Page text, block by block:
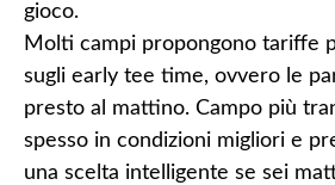
gioco.
Molti campi propongono tariffe
sugli early tee time, ovvero le
presto al mattino. Campo più
spesso in condizioni migliori e
una scelta intelligente se sei